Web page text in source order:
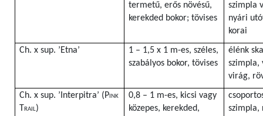
termetű, erős növésű,
kerekded bokor; tövises
szimpla
nyári
korai
Ch. x sup. ’Etna’
1 – 1,5 x 1 m-es, széles,
szabályos bokor, tövises
élénk
szimpla,
virág,
Ch. x sup. ’Interpitra’ (Pink
Trail)
0,8 – 1 m-es, kicsi vagy
közepes, kerekded,
szimpla,